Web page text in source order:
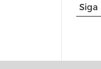
Siga